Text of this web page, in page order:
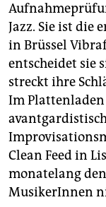
Jazz. Sie ist die
in Brüssel
entscheidet sie
streckt ihre
Im
Clean Feed in
monatelang
MusikerInnen